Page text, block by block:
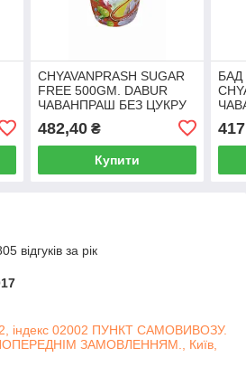
CHYAVANPRASH SUGAR
FREE 500GM. DABUR
ЧАВАНПРАШ БЕЗ ЦУКРУ
482,40₴
Купити
БАД
відгуків за рік
індекс 02002 ПУНКТ САМОВИВОЗУ.
ЗАМОВЛЕННЯМ., Київ,